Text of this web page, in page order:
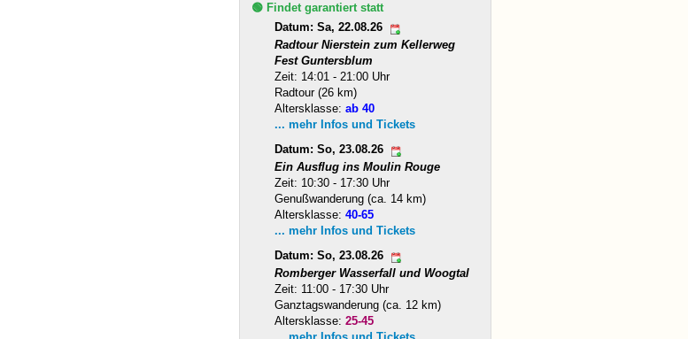
🟢 Findet garantiert statt
Datum: Sa, 22.08.26
Radtour Nierstein zum Kellerweg
Fest Guntersblum
Zeit: 14:01 - 21:00 Uhr
Radtour (26 km)
Altersklasse:ab 40
... mehr Infos und Tickets
Datum: So, 23.08.26
Ein Ausflug ins Moulin Rouge
Zeit: 10:30 - 17:30 Uhr
Genußwanderung (ca. 14 km)
Altersklasse:40-65
... mehr Infos und Tickets
Datum: So, 23.08.26
Romberger Wasserfall und Woogtal
Zeit: 11:00 - 17:30 Uhr
Ganztagswanderung (ca. 12 km)
Altersklasse:25-45